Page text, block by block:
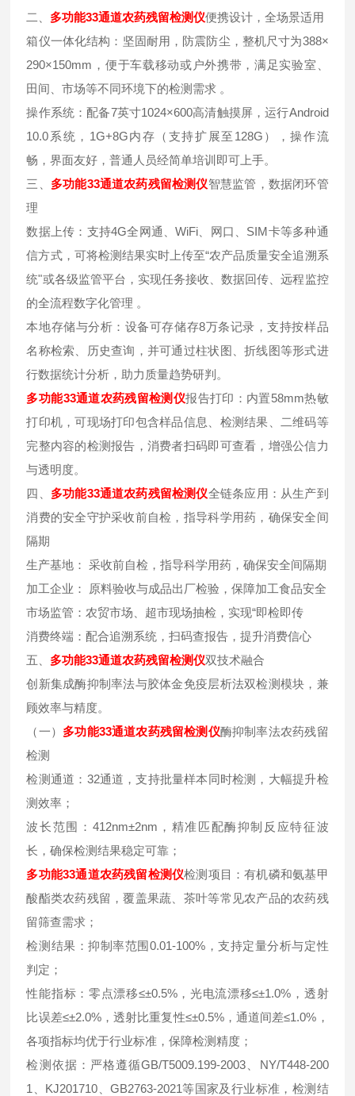
二、 多功能33通道农药残留检测仪便携设计，全场景适用
箱仪一体化结构：坚固耐用，防震防尘，整机尺寸为388×
290×150mm，便于车载移动或户外携带，满足实验室、
田间、市场等不同环境下的检测需求 。
操作系统：配备7英寸1024×600高清触摸屏，运行Android
10.0系统，1G+8G内存（支持扩展至128G），操作流
畅，界面友好，普通人员经简单培训即可上手。
三、 多功能33通道农药残留检测仪智慧监管，数据闭环管
理
数据上传：支持4G全网通、WiFi、网口、SIM卡等多种通
信方式，可将检测结果实时上传至“农产品质量安全追溯系
统"或各级监管平台，实现任务接收、数据回传、远程监控
的全流程数字化管理 。
本地存储与分析：设备可存储存8万条记录，支持按样品
名称检索、历史查询，并可通过柱状图、折线图等形式进
行数据统计分析，助力质量趋势研判。
多功能33通道农药残留检测仪报告打印：内置58mm热敏
打印机，可现场打印包含样品信息、检测结果、二维码等
完整内容的检测报告，消费者扫码即可查看，增强公信力
与透明度。
四、 多功能33通道农药残留检测仪全链条应用：从生产到
消费的安全守护采收前自检，指导科学用药，确保安全间
隔期
生产基地： 采收前自检，指导科学用药，确保安全间隔期
加工企业： 原料验收与成品出厂检验，保障加工食品安全
市场监管：农贸市场、超市现场抽检，实现“即检即传
消费终端：配合追溯系统，扫码查报告，提升消费信心
五、 多功能33通道农药残留检测仪双技术融合
创新集成酶抑制率法与胶体金免疫层析法双检测模块，兼
顾效率与精度。
（一） 多功能33通道农药残留检测仪酶抑制率法农药残留
检测
检测通道：32通道，支持批量样本同时检测，大幅提升检
测效率；
波长范围：412nm±2nm，精准匹配酶抑制反应特征波
长，确保检测结果稳定可靠；
多功能33通道农药残留检测仪检测项目：有机磷和氨基甲
酸酯类农药残留，覆盖果蔬、茶叶等常见农产品的农药残
留筛查需求；
检测结果：抑制率范围0.01-100%，支持定量分析与定性
判定；
性能指标：零点漂移≤±0.5%，光电流漂移≤±1.0%，透射
比误差≤±2.0%，透射比重复性≤±0.5%，通道间差≤1.0%，
各项指标均优于行业标准，保障检测精度；
检测依据：严格遵循GB/T5009.199-2003、NY/T448-200
1、KJ201710、GB2763-2021等国家及行业标准，检测结